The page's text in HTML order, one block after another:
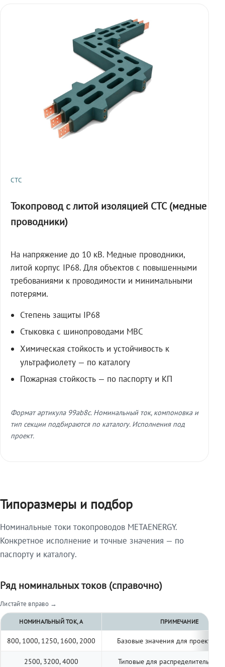
СТС
Токопровод с литой изоляцией СТС (медные
проводники)
На напряжение до 10 кВ. Медные проводники,
литой корпус IP68. Для объектов с повышенными
требованиями к проводимости и минимальными
потерями.
Степень защиты IP68
Стыковка с шинопроводами МВС
Химическая стойкость и устойчивость к
ультрафиолету — по каталогу
Пожарная стойкость — по паспорту и КП
Формат артикула 99ab8c. Номинальный ток, компоновка и
тип секции подбираются по каталогу. Исполнения под
проект.
Типоразмеры и подбор
Номинальные токи токопроводов METAENERGY.
Конкретное исполнение и точные значения — по
паспорту и каталогу.
Ряд номинальных токов (справочно)
Листайте вправо →
НОМИНАЛЬНЫЙ ТОК, А ПРИМЕЧАНИЕ
800, 1000, 1250, 1600, 2000 Базовые значения для
2500, 3200, 4000 Типовые для распределительных